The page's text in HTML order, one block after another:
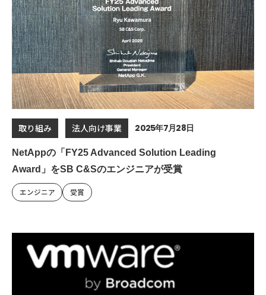
取り組み 法人向け事業 2025年7月28日
NetAppの「FY25 Advanced Solution Leading
Award」をSB C&Sのエンジニアが受賞
エンジニア 受賞